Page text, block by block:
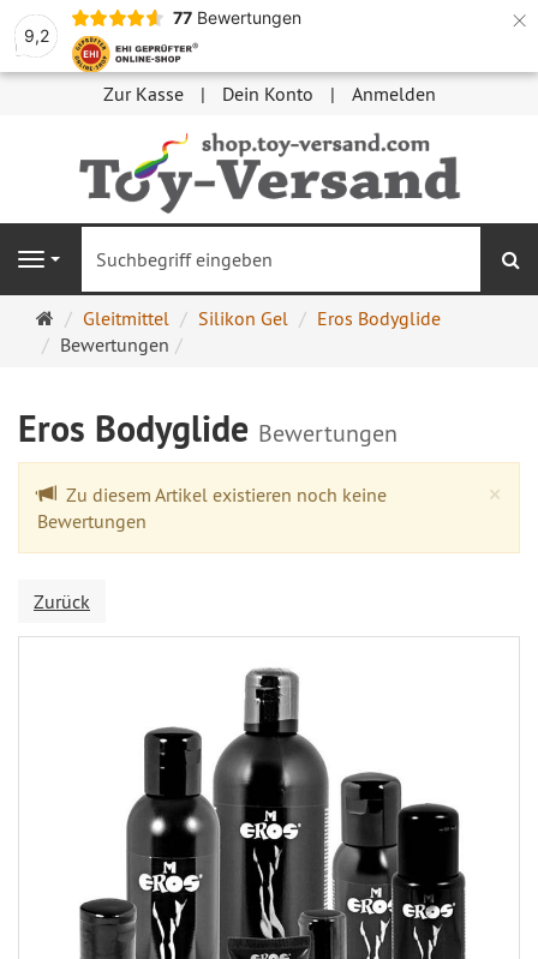
9,2
77 Bewertungen ×
Zur Kasse Dein Konto Anmelden
Navigation
Startseite
Gleitmittel Silikon Gel
Eros Bodyglide
Bewertungen
Eros Bodyglide Bewertungen
×
Zu diesem Artikel existieren noch keine
Bewertungen
Zurück